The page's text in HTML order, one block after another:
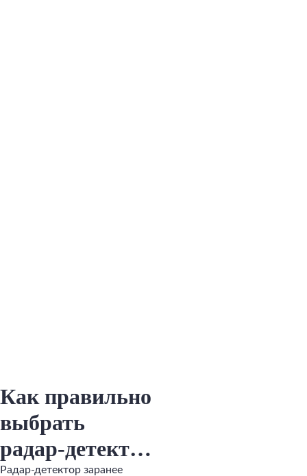
Как правильно
выбрать
радар-детектор
Радар-детектор заранее